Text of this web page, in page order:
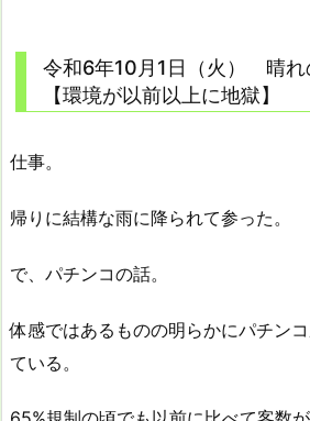
令和6年10月1日（火） 晴
【環境が以前以上に地獄】
仕事。
帰りに結構な雨に降られて参った。
で、パチンコの話。
体感ではあるものの明らかにパチン
ている。